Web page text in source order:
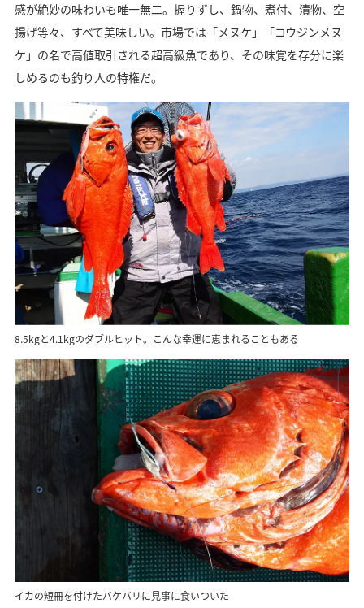
感が絶妙の味わいも唯一無二。握りずし、鍋物、煮付、漬物、空
揚げ等々、すべて美味しい。市場では「メヌケ」「コウジンメヌ
ケ」の名で高値取引される超高級魚であり、その味覚を存分に楽
しめるのも釣り人の特権だ。
8.5kgと4.1kgのダブルヒット。こんな幸運に恵まれることもある
イカの短冊を付けたバケバリに見事に食いついた